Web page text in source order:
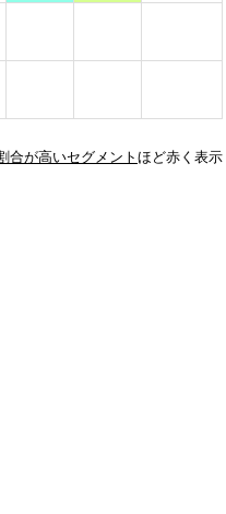
合が高いセグメントほど赤く表示